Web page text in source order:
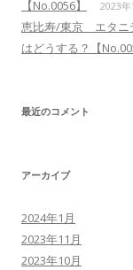
【No.0056】
2023
恵比寿/東京 エタニ
はどうする？【
最近のコメント
アーカイブ
2024年1月
2023年11月
2023年10月